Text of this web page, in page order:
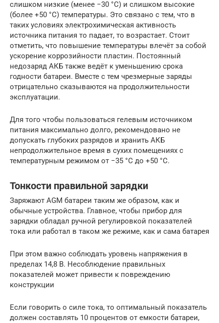
слишком низкие (менее −30 °C) и слишком высокие
(более +50 °C) температуры. Это связано с тем, что в
таких условиях электрохимическая активность
источника питания то падает, то возрастает. Стоит
отметить, что повышение температуры влечёт за собой
ускорение коррозийности пластин. Постоянный
недозаряд АКБ также ведёт к уменьшению срока
годности батареи. Вместе с тем чрезмерные заряды
отрицательно сказываются на продолжительности
эксплуатации.
Для того чтобы пользоваться гелевым источником
питания максимально долго, рекомендовано не
допускать глубоких разрядов и хранить АКБ
непродолжительное время в сухих помещениях с
температурным режимом от −35 °C до +50 °C.
Тонкости правильной зарядки
Заряжают AGM батареи таким же образом, как и
обычные устройства. Главное, чтобы прибор для
зарядки обладал ручной регулировкой показателей
тока или работал в таком же режиме, как и сама батарея
При этом важно соблюдать уровень напряжения в
пределах 14,8 В. Несоблюдение правильных
показателей может привести к повреждению
конструкции
Если говорить о силе тока, то оптимальный показатель
должен составлять 10 процентов от емкости батареи,